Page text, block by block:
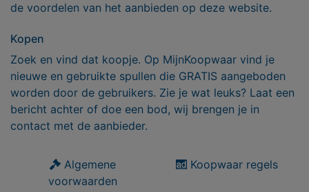
de voordelen van het aanbieden op deze website.
Kopen
Zoek en vind dat koopje. Op MijnKoopwaar vind je
nieuwe en gebruikte spullen die GRATIS aangeboden
worden door de gebruikers. Zie je wat leuks? Laat een
bericht achter of doe een bod, wij brengen je in
contact met de aanbieder.
Algemene
voorwaarden
Koopwaar regels